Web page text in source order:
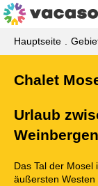
Hauptseite
Chalet
Urlaub
Das Tal der Mosel
äußersten